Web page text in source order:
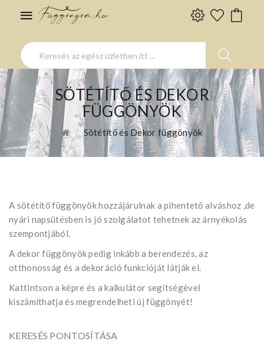
SÖTÉTÍTŐ ÉS DEKOR
FÜGGÖNYÖK
Sötétítő és Dekor függönyök
A sötétítő függönyök hozzájárulnak a pihentető alváshoz ,de
nyári napsütésben is jó szolgálatot tehetnek az árnyékolás
szempontjából.
A dekor függönyök pedig inkább a berendezés, az
otthonosság és a dekoráció funkcióját látják el.
Kattintson a képre és a kalkulátor segítségével
kiszámíthatja és megrendelheti új függönyét!
KERESÉS PONTOSÍTÁSA